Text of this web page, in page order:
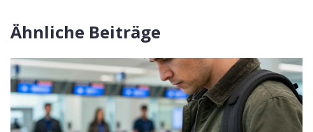
Ähnliche Beiträge